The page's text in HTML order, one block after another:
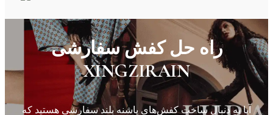
راه حل کفش سفارشی
XINGZIRAIN
آیا به دنبال ساخت کفش‌های پاشنه بلند سفارشی هستید که